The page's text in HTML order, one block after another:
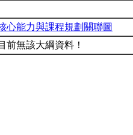
心能力與課程規劃關聯圖
前無該大綱資料！